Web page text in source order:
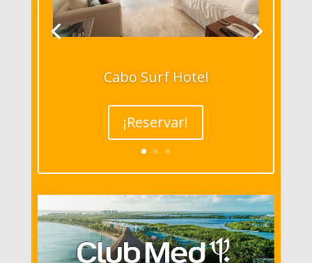
Cabo Surf Hotel
¡Reservar!